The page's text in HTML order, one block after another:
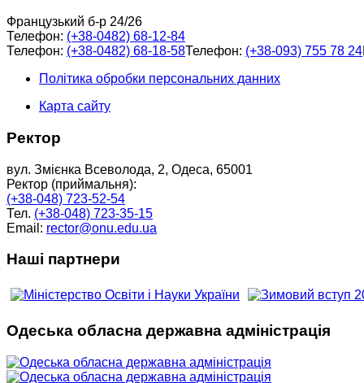
Французький б-р 24/26
Телефон: (+38-0482) 68-12-84
Телефон: (+38-0482) 68-18-58Телефон: (+38-093) 755 78 24
Політика обробки персональних данних
Карта сайту
Ректор
вул. Змієнка Всеволода, 2, Одеса, 65001
Ректор (приймальня):
(+38-048) 723-52-54
Тел. (+38-048) 723-35-15
Email: rector@onu.edu.ua
Наші партнери
Одеська обласна державна адміністрація